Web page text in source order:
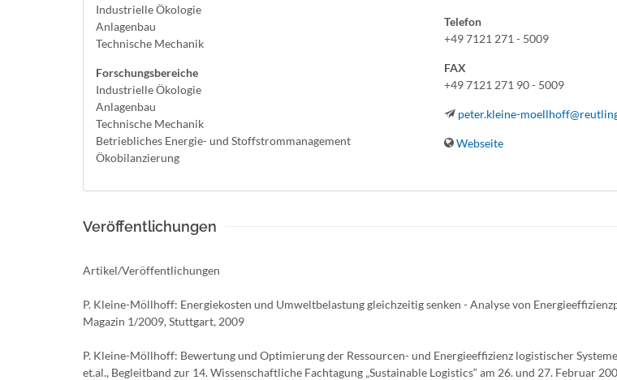
Industrielle Ökologie
Anlagenbau
Technische Mechanik
Forschungsbereiche
Industrielle Ökologie
Anlagenbau
Technische Mechanik
Betriebliches Energie- und Stoffstrommanagement
Ökobilanzierung
Telefon
+49 7121 271 - 5009
FAX
+49 7121 271 90 - 5009
peter.kleine-
Webseite
Veröffentlichungen
Artikel/Veröffentlichungen
P. Kleine-Möllhoff: Energiekosten und Umweltbelastung gleichzeitig senken - Analyse von
Magazin 1/2009, Stuttgart, 2009
P. Kleine-Möllhoff: Bewertung und Optimierung der Ressourcen- und Energieeffizienz logistischer
et.al., Begleitband zur 14. Wissenschaftliche Fachtagung „Sustainable Logistics“ am 26. und 27. Februar